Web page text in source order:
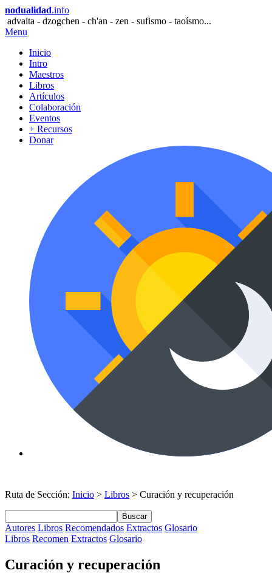
nodualidad.info
advaita - dzogchen - ch'an - zen - sufismo - taoísmo...
Menu
Inicio
Intro
Maestros
Libros
Artículos
Colaboración
Eventos
+ Recursos
Donar
Ruta de Sección: Inicio > Libros > Curación y recuperación
Buscar
Autores Libros Recomendados Extractos Glosario
Libros Recomen Extractos Glosario
Curación y recuperación